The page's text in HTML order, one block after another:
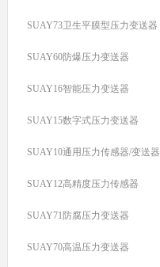
SUAY73卫生平膜型压力变送器
SUAY60防爆压力变送器
SUAY16智能压力变送器
SUAY15数字式压力变送器
SUAY10通用压力传感器/变送器
SUAY12高精度压力传感器
SUAY71防腐压力变送器
SUAY70高温压力变送器